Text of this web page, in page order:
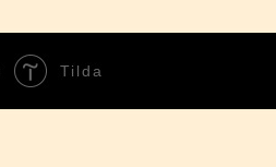
Tilda